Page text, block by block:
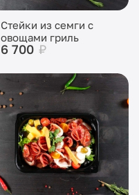
Стейки из семги с
овощами гриль
6 700 ₽